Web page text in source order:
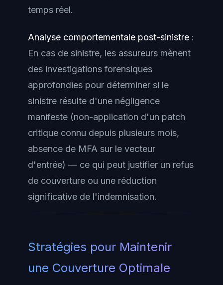
temps réel.
Analyse comportementale post-sinistre :
En cas de sinistre, les assureurs mènent
des investigations forensiques
approfondies pour déterminer si le
sinistre résulte d'une négligence
manifeste (non-application d'un patch
critique connu depuis plusieurs mois,
absence de MFA sur le vecteur
d'entrée) — ce qui peut justifier un refus
de couverture ou une réduction
significative de l'indemnisation.
Stratégies pour Maintenir
une Couverture Optimale